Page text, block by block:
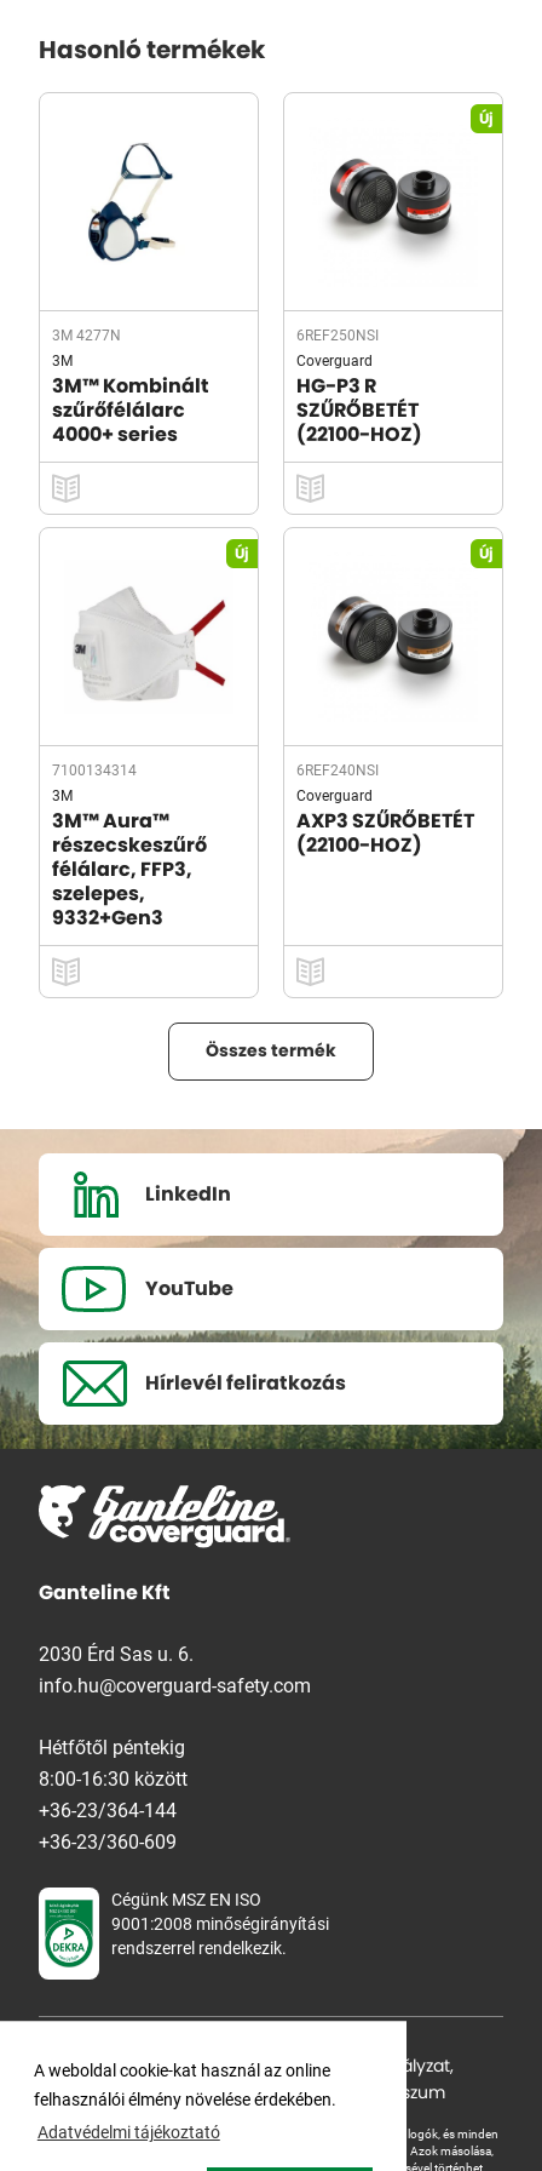
A weboldal cookie-kat használ az online
felhasználói élmény növelése érdekében.
Adatvédelmi tájékoztató
Hasonló termékek
3M 4277N
3M
3M™ Kombinált
szűrőfélálarc
4000+ series
Új
6REF250NSI
Coverguard
HG-P3 R
SZŰRŐBETÉT
(22100-HOZ)
Új
7100134314
3M
3M™ Aura™
részecskeszűrő
félálarc, FFP3,
szelepes,
9332+Gen3
Új
6REF240NSI
Coverguard
AXP3 SZŰRŐBETÉT
(22100-HOZ)
Összes termék
LinkedIn
YouTube
Hírlevél feliratkozás
Ganteline Kft
2030 Érd Sas u. 6.
info.hu@coverguard-safety.com
Hétfőtől péntekig
8:00-16:30 között
+36-23/364-144
+36-23/360-609
Cégünk MSZ EN ISO
9001:2008 minőségirányítási
rendszerrel rendelkezik.
Adatvédelmi tájékoztató,Cookie Szabályzat,
Felhasználási feltételek,ÁSZF Impresszum
A Ganteline Kft jelen honlapja szerzői jog által védett. A leírások, fotók, logók, és minden
Azok másolása,